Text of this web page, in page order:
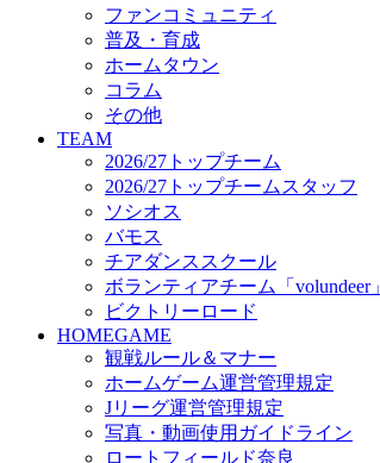
ホームゲーム運営管理規定
Jリーグ運営管理規定
写真・動画使用ガイドライン
ロートフィールド奈良
SCHEDULE
2026/27
練習見学時のファンサービスに
TICKET
奈良クラブ明治安田J3リーグ
奈良クラブ明治安田Ｊ3リーグ
観戦ルール＆マナー
FANCOMMUNITY
2026/27ファンコミュニティ
サポートショップ
GOODS
オフィシャルストア（実店舗）
オンラインストア
ACADEMY
アカデミーについて
ファンコミュニティ
普及・育成
ホームタウン
コラム
その他
TEAM
2026/27トップチーム
2026/27トップチームスタッフ
ソシオス
バモス
チアダンススクール
ボランティアチーム「volundeer」
ビクトリーロード
HOMEGAME
観戦ルール＆マナー
ホームゲーム運営管理規定
Jリーグ運営管理規定
写真・動画使用ガイドライン
ロートフィールド奈良